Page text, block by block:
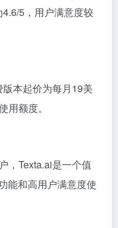
5，用户满意度较
本起价为每月19美
用额度。
，Texta.ai是一个值
能和高用户满意度使